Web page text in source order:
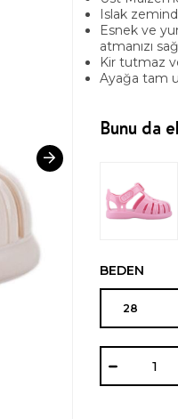
Islak
Esnek ve
atmanızı
Kir tutmaz
Ayağa tam
Bunu da
BEDEN